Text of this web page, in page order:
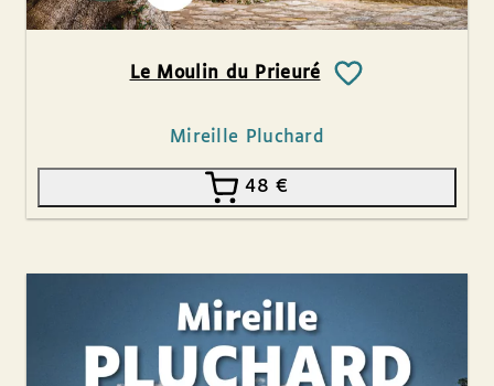
Le Moulin du Prieuré
Mireille Pluchard
48€